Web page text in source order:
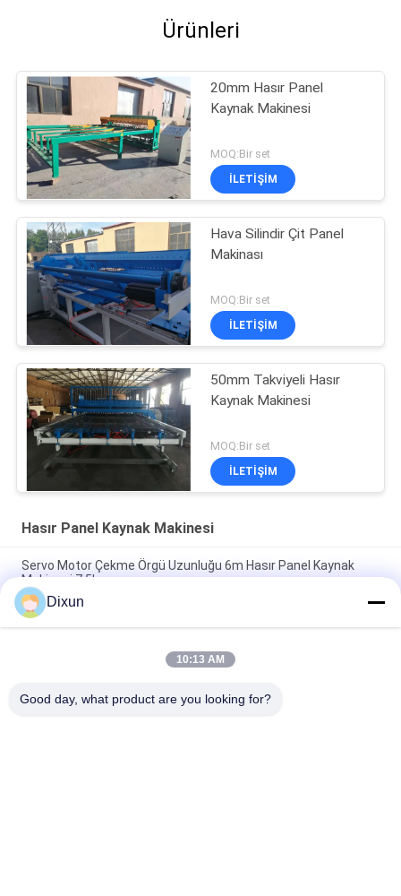
Ürünleri
20mm Hasır Panel
Kaynak Makinesi
MOQ:Bir set
İLETIŞIM
Hava Silindir Çit Panel
Makinası
MOQ:Bir set
İLETIŞIM
50mm Takviyeli Hasır
Kaynak Makinesi
MOQ:Bir set
İLETIŞIM
Hasır Panel Kaynak Makinesi
Servo Motor Çekme Örgü Uzunluğu 6m Hasır Panel Kaynak
Makinesi 7.5kw
5.5kw Çapraz Tel Hazne Yükü 100kg Tel PLC Çit Panel
Makinesi
Hasır Boyutu 50-200mm Çelik Tel 5.5kw Hasır Panel Kaynak
Dixun
10:13 AM
Good day, what product are you looking for?